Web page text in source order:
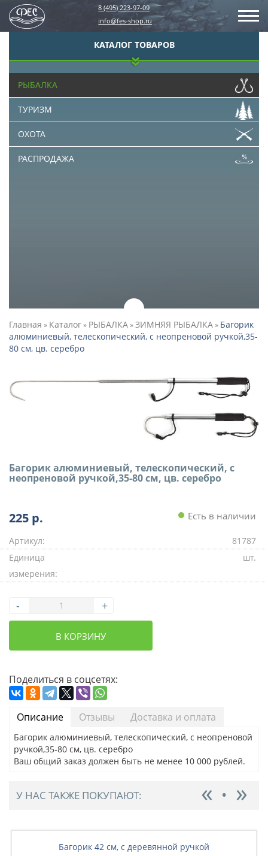
8 (495) 223-97-09
info@fes-shop.ru
КАТАЛОГ ТОВАРОВ
РЫБАЛКА
ТУРИЗМ
ОХОТА
РАСПРОДАЖА
Главная » Каталог» РЫБАЛКА»ЗИМНЯЯ РЫБАЛКА» Багорик
алюминиевый, телескопический, с неопреновой ручкой,35-
80 см, цв. серебро
Багорик алюминиевый, телескопический, с
неопреновой ручкой,35-80 см, цв. серебро
225 р. Есть в наличии
Артикул:
81787
Единица
измерения:
шт.
- +
В КОРЗИНУ
Поделиться в соцсетях:
Описание Отзывы Доставка и оплата
Багорик алюминиевый, телескопический, с неопреновой
ручкой,35-80 см, цв. серебро
Ваш общий заказ должен быть не менее 10 000 рублей.
У НАС ТАКЖЕ ПОКУПАЮТ:
Багорик 42 см, с деревянной ручкой